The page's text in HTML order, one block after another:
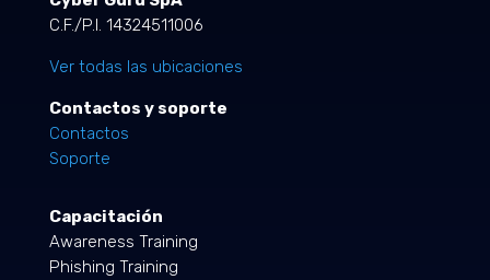
C.F./P.I. 14324511006
Ver todas las ubicaciones
Contactos y soporte
Contactos
Soporte
Capacitación
Awareness Training
Phishing Training